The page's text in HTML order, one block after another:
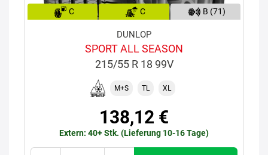
C C B (71)
DUNLOP
SPORT ALL SEASON
215/55 R 18 99V
M+S TL XL
138,12 €
Extern: 40+ Stk. (Lieferung 10-16 Tage)